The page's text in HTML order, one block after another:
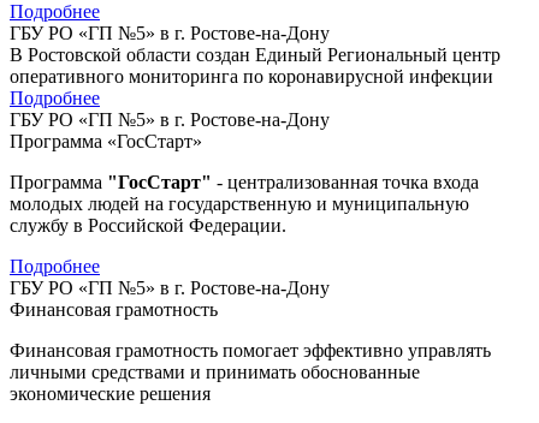
Подробнее
ГБУ РО «ГП №5» в г. Ростове-на-Дону
В Ростовской области создан Единый Региональный центр
оперативного мониторинга по коронавирусной инфекции
Подробнее
ГБУ РО «ГП №5» в г. Ростове-на-Дону
Программа «ГосСтарт»
Программа "ГосСтарт" - централизованная точка входа
молодых людей на государственную и муниципальную
службу в Российской Федерации.
Подробнее
ГБУ РО «ГП №5» в г. Ростове-на-Дону
Финансовая грамотность
Финансовая грамотность помогает эффективно управлять
личными средствами и принимать обоснованные
экономические решения